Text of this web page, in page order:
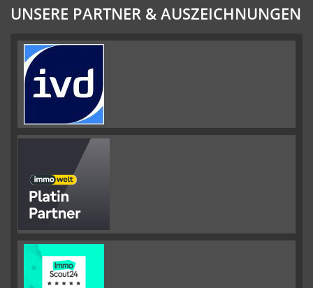
UNSERE PARTNER & AUSZEICHNUNGEN